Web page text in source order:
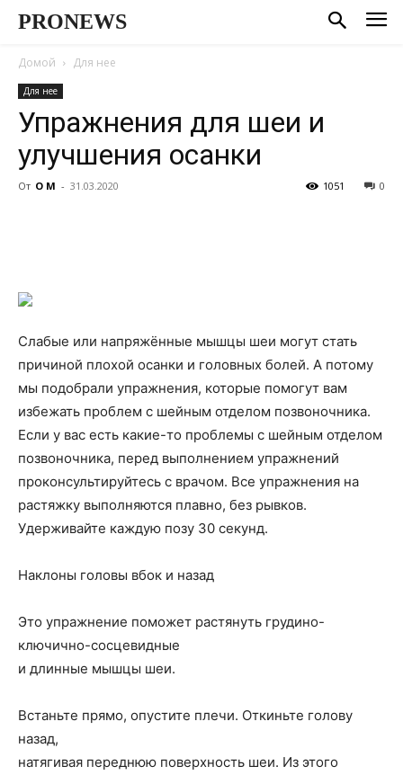
PRONEWS
Домой Для нее
Для нее
Упражнения для шеи и
улучшения осанки
От О М - 31.03.2020 0
1051
Слабые или напряжённые мышцы шеи могут стать
причиной плохой осанки и головных болей. А потому
мы подобрали упражнения, которые помогут вам
избежать проблем с шейным отделом позвоночника.
Если у вас есть какие-то проблемы с шейным отделом
позвоночника, перед выполнением упражнений
проконсультируйтесь с врачом. Все упражнения на
растяжку выполняются плавно, без рывков.
Удерживайте каждую позу 30 секунд.
Наклоны головы вбок и назад
Это упражнение поможет растянуть грудино-
ключично-сосцевидные
и длинные мышцы шеи.
Встаньте прямо, опустите плечи. Откиньте голову
назад,
натягивая переднюю поверхность шеи. Из этого